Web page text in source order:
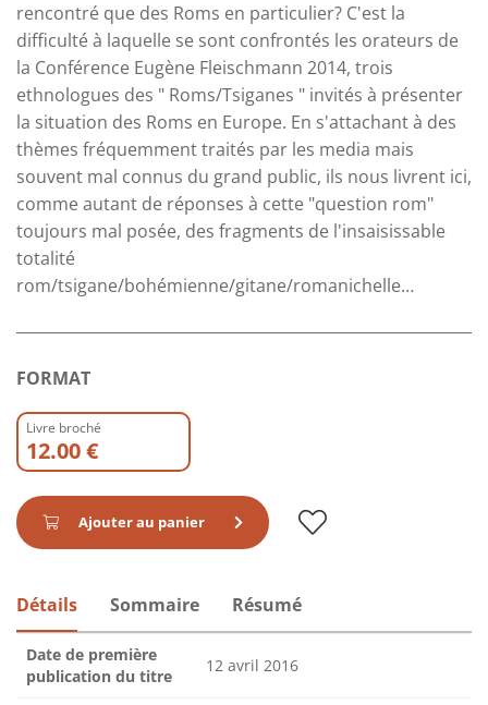
rencontré que des Roms en particulier? C'est la
difficulté à laquelle se sont confrontés les orateurs de
la Conférence Eugène Fleischmann 2014, trois
ethnologues des " Roms/Tsiganes " invités à présenter
la situation des Roms en Europe. En s'attachant à des
thèmes fréquemment traités par les media mais
souvent mal connus du grand public, ils nous livrent ici,
comme autant de réponses à cette "question rom"
toujours mal posée, des fragments de l'insaisissable
totalité
rom/tsigane/bohémienne/gitane/romanichelle…
FORMAT
Livre broché
12.00 €
Ajouter au panier
Détails Sommaire Résumé
Date de première
publication du titre
12 avril 2016